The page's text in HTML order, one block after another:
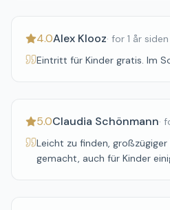
4.0Alex Klooz· for 1 år siden
Eintritt für Kinder gratis. Im
5.0Claudia Schönmann·
Leicht zu finden, großzügiger
gemacht, auch für Kinder